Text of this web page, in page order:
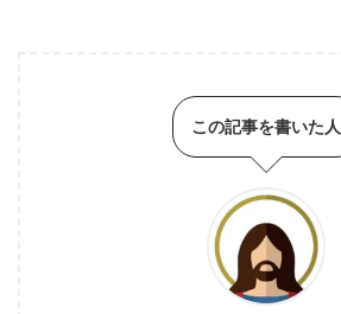
この記事を書いた人